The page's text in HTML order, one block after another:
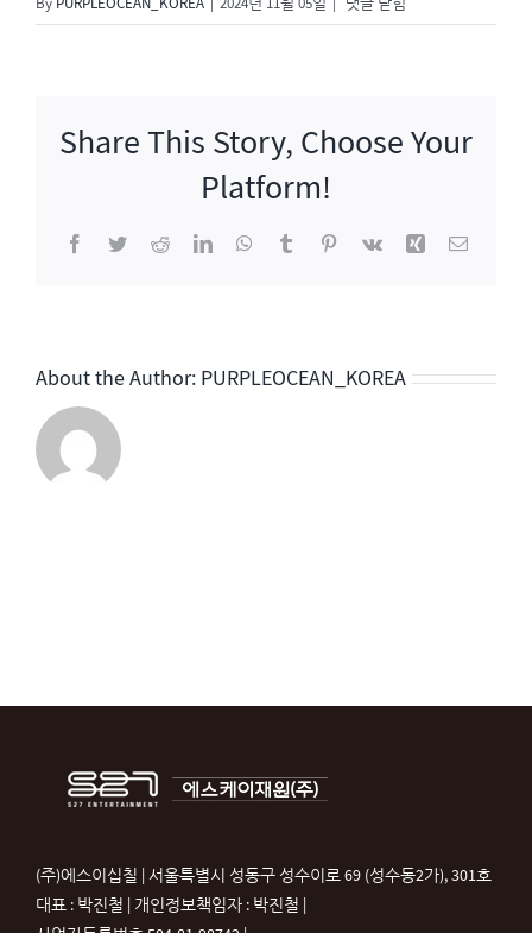
성
말
〈성
Share This Story, Choose Your
Platform!
Facebook
TwitterRedditLinkedInWhatsApp
TumblrPinterest
Vk Xing 이
About the Author: PURPLEOCEAN_KOREA
(주)에스이십칠 | 서울특별시 성동구 성수이로 69 (성수동2가), 301호
대표 : 박진철 | 개인정보책임자 : 박진철 |